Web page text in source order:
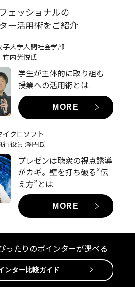
ェッショナルの
ー活用術をご紹介
子大学人間社会学部
内光悦氏
学生が主体的に取り組む
授業への活用術とは
MORE
イクロソフト
行役員 澤円氏
プレゼンは聴衆の視点誘導
がカギ。 壁を打ち破る“伝
え方”とは
MORE
ったりのポインターが選べる
ンター比較ガイド